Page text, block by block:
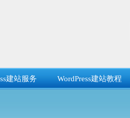
建站服务 WordPress建站教程